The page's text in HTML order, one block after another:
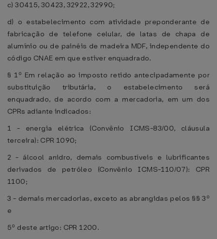
c) 30415, 30423, 32922, 32990;
d) o estabelecimento com atividade preponderante de
fabricação de telefone celular, de latas de chapa de
alumínio ou de painéis de madeira MDF, independente do
código CNAE em que estiver enquadrado.
§ 1º Em relação ao imposto retido antecipadamente por
substituição tributária, o estabelecimento será
enquadrado, de acordo com a mercadoria, em um dos
CPRs adiante indicados:
1 - energia elétrica (Convênio ICMS-83/00, cláusula
terceira): CPR 1090;
2 - álcool anidro, demais combustíveis e lubrificantes
derivados de petróleo (Convênio ICMS-110/07): CPR
1100;
3 - demais mercadorias, exceto as abrangidas pelos §§ 3º
e
5º deste artigo: CPR 1200.